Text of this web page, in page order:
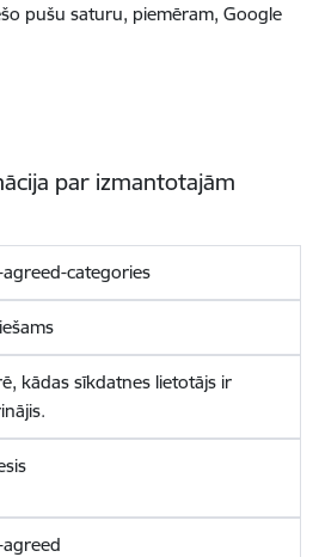
pušu saturu, piemēram, Google
par izmantotajām
categories
kādas sīkdatnes lietotājs ir